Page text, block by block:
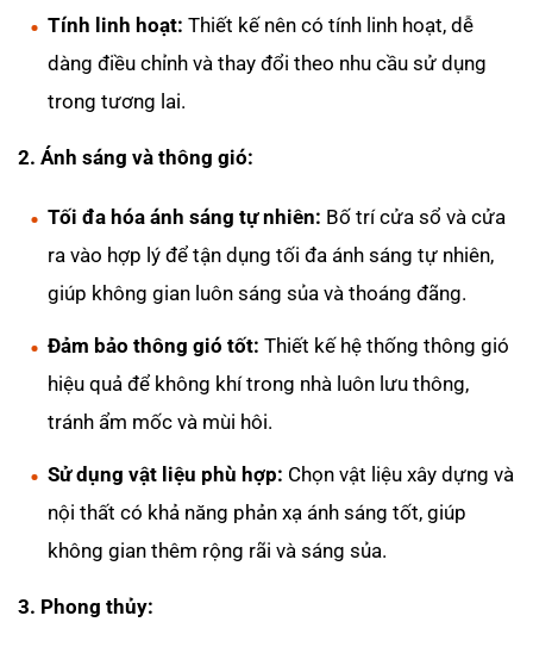
Tính linh hoạt: Thiết kế nên có tính linh hoạt, dễ
dàng điều chỉnh và thay đổi theo nhu cầu sử dụng
trong tương lai.
2. Ánh sáng và thông gió:
Tối đa hóa ánh sáng tự nhiên: Bố trí cửa sổ và cửa
ra vào hợp lý để tận dụng tối đa ánh sáng tự nhiên,
giúp không gian luôn sáng sủa và thoáng đãng.
Đảm bảo thông gió tốt: Thiết kế hệ thống thông gió
hiệu quả để không khí trong nhà luôn lưu thông,
tránh ẩm mốc và mùi hôi.
Sử dụng vật liệu phù hợp: Chọn vật liệu xây dựng và
nội thất có khả năng phản xạ ánh sáng tốt, giúp
không gian thêm rộng rãi và sáng sủa.
3. Phong thủy: